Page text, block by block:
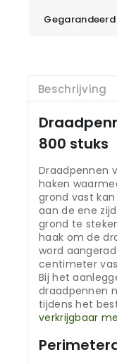
Beschrijving
800 stuks
Draadpennen
haken
grond vast
aan de ene
grond te
haak om de
word
centimeter
Bij het
draadpennen
tijdens het
verkrijgbaar